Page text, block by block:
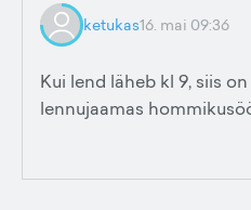
ketukas16. mai 09:36
Kui lend läheb kl 9, siis
lennujaamas